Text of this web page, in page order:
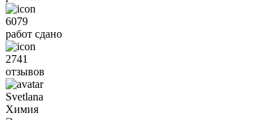
6079
работ сдано
2741
отзывов
Svetlana
Химия